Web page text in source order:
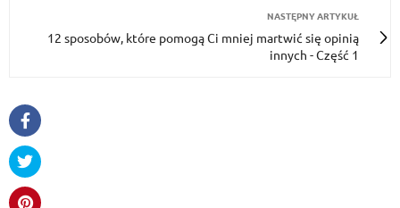
NASTĘPNY ARTYKUŁ
12 sposobów, które pomogą Ci mniej martwić się opinią
innych - Część 1